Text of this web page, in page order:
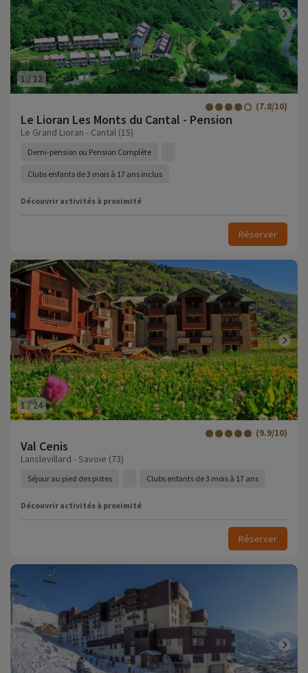
1 /12
Le Lioran Les Monts du Cantal - Pension
(7.8/10)
Le Grand Lioran - Cantal (15)
Demi-pension ou Pension Complète
Clubs enfants de 3 mois à 17 ans inclus
Découvrir activités à proximité
Réserver
1/24
Val Cenis
(9.9/10)
Lanslevillard - Savoie (73)
Séjour au pied des pistes Clubs enfants de 3 mois à 17 ans
Découvrir activités à proximité
Réserver